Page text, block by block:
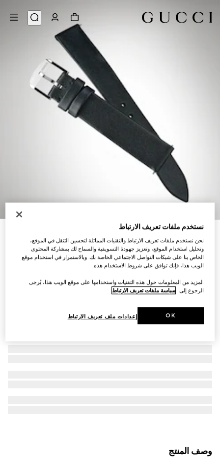
وصف المنتج
نستخدم ملفات تعريف الارتباط
نحن نستخدم ملفات تعريف الارتباط والتقنيات المماثلة لتحسين التنقل في الموقع،
وتحليل استخدام الموقع، وتعزيز جهودنا التسويقية والسماح لك بمشاركة المحتوى
الخاص بنا على شبكات التواصل الاجتماعي الخاصة بك. وبالاستمرار في استخدام موقع
الويب هذا، فإنك توافق على شروط الاستخدام هذه.
.لمزيد من المعلومات حول هذه التقنيات واستخدامها على موقع الويب هذا، يُرجى
الرجوع إلى سياسة ملفات تعريف الارتباط
إعدادات ملف تعريف الارتباط OK